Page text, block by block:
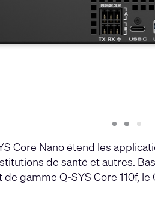
Slide
1 Slide
2 Slide
3
Core Nano étend les
de santé et autres.
gamme Q-SYS Core 110f,